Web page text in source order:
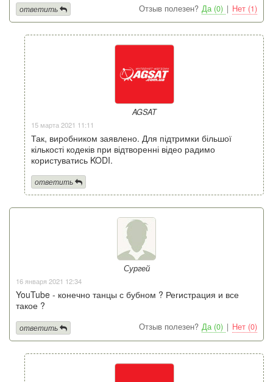
Отзыв полезен? Да (0) | Нет (1)
ответить
AGSAT
15 марта 2021 11:11
Так, виробником заявлено. Для підтримки більшої
кількості кодеків при відтворенні відео радимо
користуватись KODI.
ответить
Сургей
16 января 2021 12:34
YouTube - конечно танцы с бубном ? Регистрация и все
такое ?
Отзыв полезен? Да (0) | Нет (0)
ответить